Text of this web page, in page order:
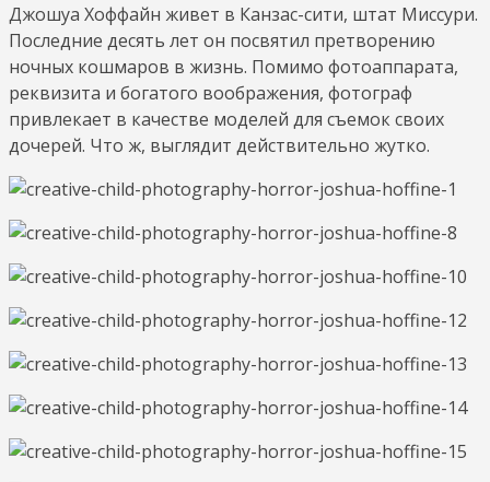
Джошуа Хоффайн живет в Канзас-сити, штат Миссури.
Последние десять лет он посвятил претворению
ночных кошмаров в жизнь. Помимо фотоаппарата,
реквизита и богатого воображения, фотограф
привлекает в качестве моделей для съемок своих
дочерей. Что ж, выглядит действительно жутко.